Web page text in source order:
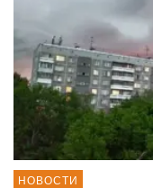
НОВОСТИ